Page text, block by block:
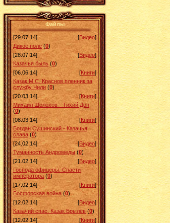
Файлы
[29.07.14] [Видео]
Дикое поле (0)
[28.07.14]
[Видео]
Казачья быль (0)
[06.06.14]
[Книги]
Казак М.С. Краснов пленник за
службу Чили (0)
[20.03.14]
[Книги]
Михаил Шолохов - Тихий Дон
(0)
[08.03.14]
[Книги]
Богдан Сушинский - Казачья
слава (0)
[24.02.14]
[Видео]
Туманность Андромеды (0)
[21.02.14]
[Видео]
Господа офицеры. Спасти
императора (0)
[17.02.14]
[Книги]
Босфорская война (0)
[12.02.14]
[Видео]
Казачий спас. Казак Брылёв (0)
[12.02.14]
[Книги]